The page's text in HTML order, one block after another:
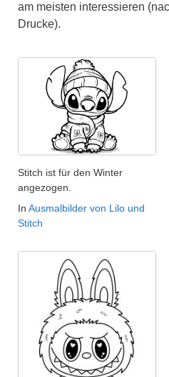
am meisten interessieren
Drucke).
Stitch ist für den Winter
angezogen.
In Ausmalbilder von Lilo und
Stitch